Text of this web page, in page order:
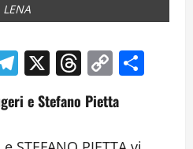
LENA
Telegram
X Threads
Copy
e Stefano Pietta